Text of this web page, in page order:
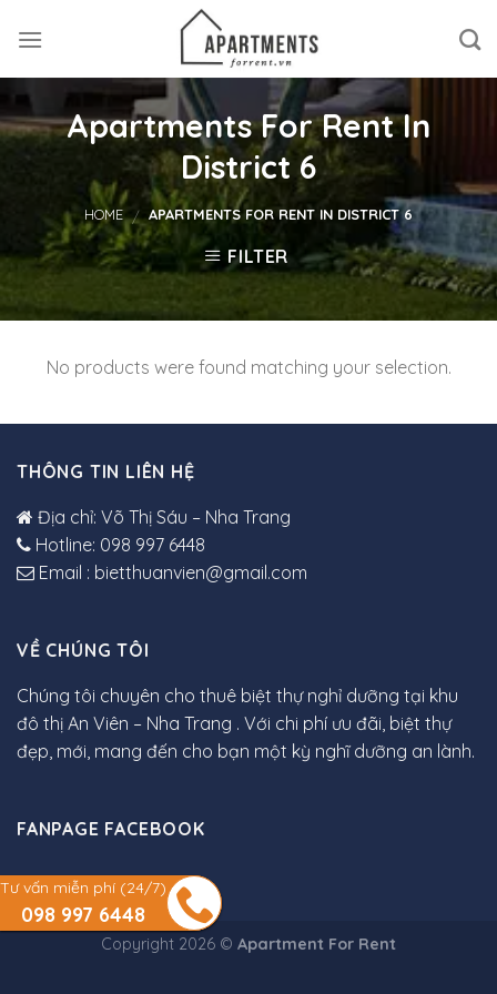
Apartments For Rent In
District 6
HOME / APARTMENTS FOR RENT IN DISTRICT 6
FILTER
No products were found matching your selection.
THÔNG TIN LIÊN HỆ
Địa chỉ: Võ Thị Sáu – Nha Trang
Hotline: 098 997 6448
Email : bietthuanvien@gmail.com
VỀ CHÚNG TÔI
Chúng tôi chuyên cho thuê biệt thự nghỉ dưỡng tại khu
đô thị An Viên – Nha Trang . Với chi phí ưu đãi, biệt thự
đẹp, mới, mang đến cho bạn một kỳ nghĩ dưỡng an lành.
FANPAGE FACEBOOK
Copyright 2026 © Apartment For Rent
Tư vấn miễn phí (24/7)
098 997 6448